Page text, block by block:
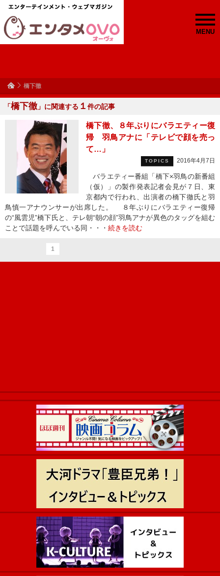
MENU
橋下徹
「橋下徹 」に関連する １ 件の記事
橋下徹、８年ぶりにバラエティー復
帰 羽鳥アナに「テレビで顔を売っ
て…」
TOPICS 2016年4月7日
バラエティー番組「橋下×羽鳥の新番組
（仮）」の製作発表記者会見が７日、東
京都内で行われ、出演者の橋下徹氏と羽
鳥慎一アナウンサーが出席した。 ８年ぶりにバラエティー復帰
の“風雲児”橋下氏と、テレ朝“朝の顔”羽鳥アナが異色のタッグを組む
ことで話題を呼んでいる同・・・ 続きを読む
1